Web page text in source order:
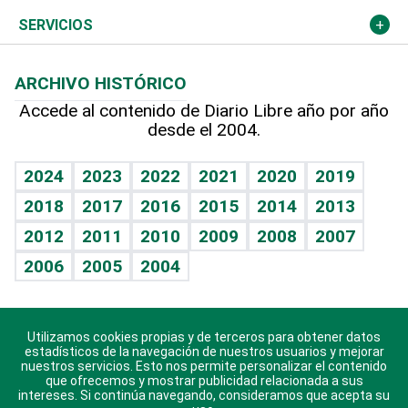
Resto del mundo
Economía personal
Podcast Arte Libre
Hablando con el pediatra
Vida y familia
Eñe
Celebrando la vida
Sin complejos
En pocas palabras
Escuchando al corazón
Economía Personal
Más deportes
Línea de hit
TBT Deportivo
Columnistas
Más firmas
Cambio climático
Opinión
Hecho en casa
Guía del dinero
SERVICIOS
Cumpleaños
Horóscopos
Crucigramas
ARCHIVO HISTÓRICO
Accede al contenido de Diario Libre año por año
desde el 2004.
2024 2023 2022 2021 2020
2019
2018
2017 2016 2015 2014
2013
2012
2011 2010 2009 2008
2007
2006
2005 2004
Descarga nuestras aplicaciones para Android, iOS y
sistema Huawei.
Utilizamos cookies propias y de terceros para obtener datos
estadísticos de la navegación de nuestros usuarios y mejorar
nuestros servicios. Esto nos permite personalizar el contenido
que ofrecemos y mostrar publicidad relacionada a sus
intereses. Si continúa navegando, consideramos que acepta su